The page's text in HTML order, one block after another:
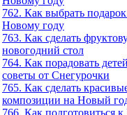
762. Как выбрать
Новому году
763. Как сделать
новогодний стол
764. Как порадовать
советы от Снегурочки
765. Как сделать
композиции на Новый
766. Как подготовиться